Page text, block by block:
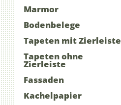
Marmor
Bodenbelege
Tapeten mit Zierleiste
Tapeten ohne
Zierleiste
Fassaden
Kachelpapier